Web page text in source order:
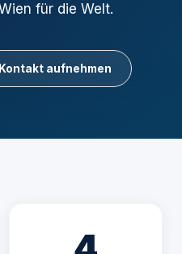
für die Welt.
Kontakt aufnehmen